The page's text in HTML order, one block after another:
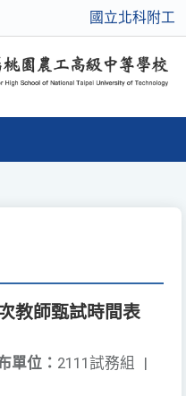
國立北科附工
教師甄試時間表
單位： 2111試務組 |